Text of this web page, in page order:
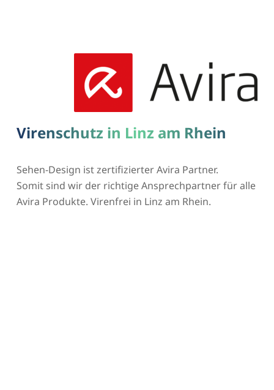
Virenschutz in Linz am Rhein
Sehen-Design ist zertifizierter Avira Partner.
Somit sind wir der richtige Ansprechpartner für alle
Avira Produkte. Virenfrei in Linz am Rhein.